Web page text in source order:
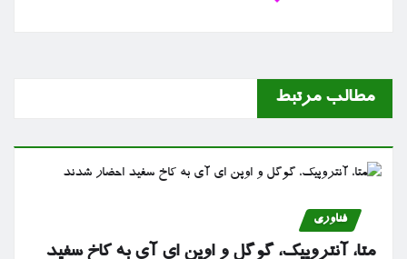
مطالب مرتبط
فناوری
متا، آنتروپیک، گوگل و اوپن ای آی به کاخ سفید